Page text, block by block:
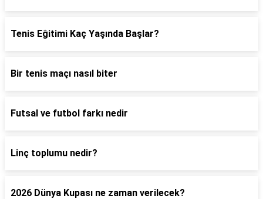
Tenis Eğitimi Kaç Yaşında Başlar?
Bir tenis maçı nasıl biter
Futsal ve futbol farkı nedir
Linç toplumu nedir?
2026 Dünya Kupası ne zaman verilecek?